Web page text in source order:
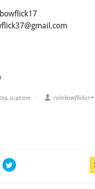
11:40 am rainbowflick17☂️